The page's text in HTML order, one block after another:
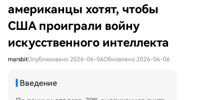
американцы хотят, чтобы
США проиграли войну
искусственного интеллекта
marsbitОпубликовано 2026-06-06Обновлено 2026-06-06
Введение